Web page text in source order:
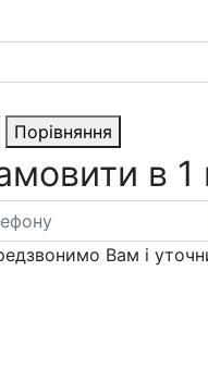
Порівняння
в 1
Вам і